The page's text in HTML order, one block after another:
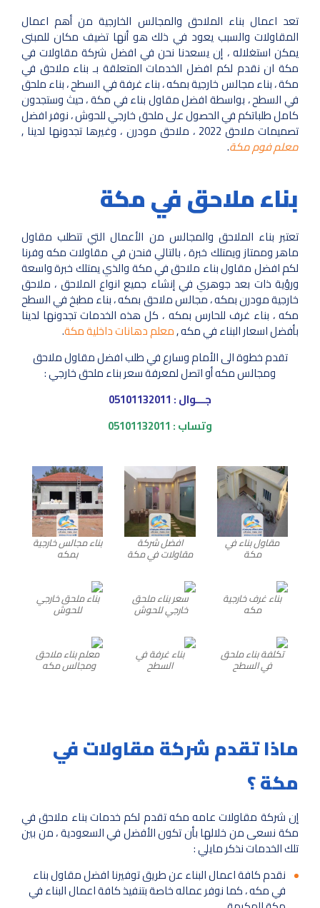
تعد اعمال بناء الملاحق والمجالس الخارجية من أهم اعمال
المقاولات والسبب يعود في ذلك هو أنها تضيف مكان للمبنى
يمكن استغلاله ، إن يسعدنا نحن في افضل شركة مقاولات في
مكة ان نقدم لكم افضل الخدمات المتعلقة بـ بناء ملاحق في
مكة ، بناء مجالس خارجية بمكه ، بناء غرفة في السطح ، بناء ملحق
في السطح ، بواسطة افضل مقاول بناء في مكة ، حيث وستجدون
كامل طلباتكم في الحصول على ملحق خارجي للحوش ، نوفر افضل
تصميمات ملاحق 2022 ، ملاحق مودرن ، وغيرها تجدونها لدينا ,
معلم فوم مكة.
بناء ملاحق في مكة
تعتبر بناء الملاحق والمجالس من الأعمال التي تتطلب مقاول
ماهر وممتاز ويمتلك خبرة ، بالتالي فنحن في مقاولات مكه وفرنا
لكم افضل مقاول بناء ملاحق في مكة والذي يمتلك خبرة واسعة
ورؤية ذات بعد جوهري في إنشاء جميع انواع الملاحق ، ملاحق
خارجية مودرن بمكه ، مجالس ملاحق بمكه ، بناء مطبخ في السطح
مكه ، بناء غرف للحارس بمكه ، كل هذه الخدمات تجدونها لدينا
بأفضل اسعار البناء في مكه ,معلم دهانات داخلية مكة.
تقدم خطوة الى الأمام وسارع في طلب افضل مقاول ملاحق
ومجالس مكه أو اتصل لمعرفة سعر بناء ملحق خارجي :
جـــوال : 05101132011
وتساب : 05101132011
مقاول بناء في
مكة
افضل شركة
مقاولات في مكة
بناء مجالس خارجية
بمكه
بناء غرف خارجية
مكه
سعر بناء ملحق
خارجي للحوش
بناء ملحق خارجي
للحوش
تكلفة بناء ملحق
في السطح
بناء غرفة في
السطح
معلم بناء ملاحق
ومجالس مكه
ماذا تقدم شركة مقاولات في
مكة ؟
إن شركة مقاولات عامه مكه تقدم لكم خدمات بناء ملاحق في
مكة نسعى من خلالها بأن تكون الأفضل في السعودية ، من بين
تلك الخدمات نذكر مايلي :
نقدم كافة اعمال البناء عن طريق توفيرنا افضل مقاول بناء
في مكه ، كما نوفر عماله خاصة بتنفيذ كافة اعمال البناء في